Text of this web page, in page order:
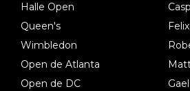
Halle Open
Queen's
Wimbledon
Open de Atlanta
Open de DC